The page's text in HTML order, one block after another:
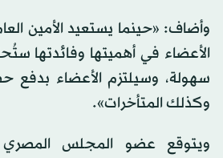
وأضاف: «حينما يستعيد الأمين
الأعضاء في أهميتها وفائدتها
سهولة، وسيلتزم الأعضاء بدفع
وكذلك المتأخرات».
ويتوقع عضو المجلس المصري